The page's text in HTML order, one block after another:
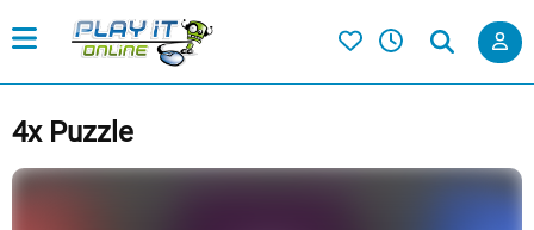
4x Puzzle